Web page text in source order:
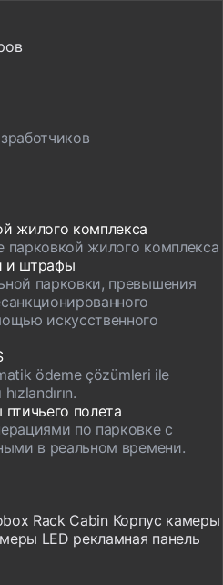
жилого комплекса
парковкой жилого комплекса
и штрафы
парковки, превышения
искусственного
ödeme çözümleri ile
полета
по парковке с
в реальном времени.
Rack Cabin Корпус камеры
LED рекламная панель